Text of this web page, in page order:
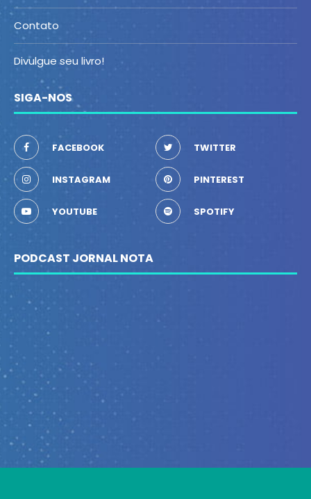
Contato
Divulgue seu livro!
SIGA-NOS
FACEBOOK TWITTER
INSTAGRAM PINTEREST
YOUTUBE SPOTIFY
PODCAST JORNAL NOTA